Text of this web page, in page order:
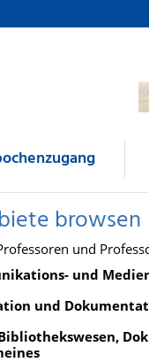
browsen
und
und
und